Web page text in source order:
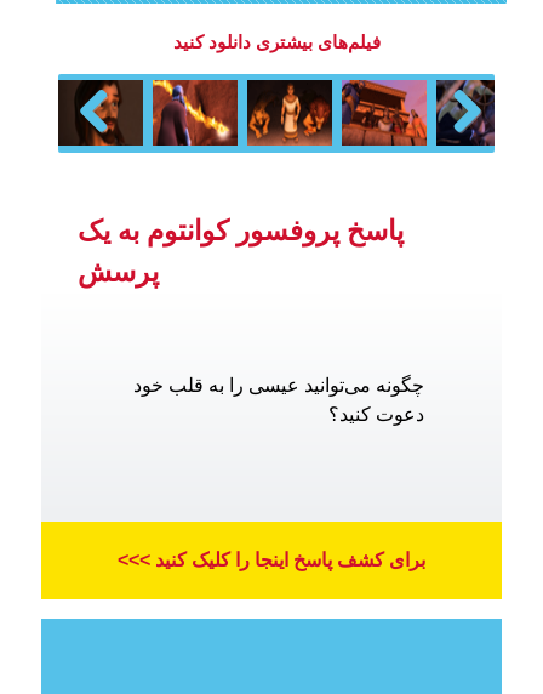
فیلم‌های بیشتری دانلود کنید
Previous Next
پاسخ پروفسور کوانتوم به یک
پرسش
چگونه می‌توانید عیسی را به قلب خود
دعوت کنید؟
برای کشف پاسخ اینجا را کلیک کنید >>>